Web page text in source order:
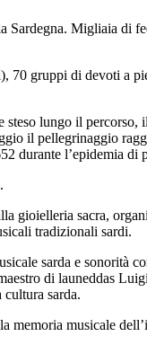
Sardegna. Migliaia di
70 gruppi di devoti a
lungo il
il pellegrinaggio
durante l’epidemia di
gioielleria sacra,
tradizionali sardi.
sarda e sonorità
di launeddas
sarda.
memoria musicale